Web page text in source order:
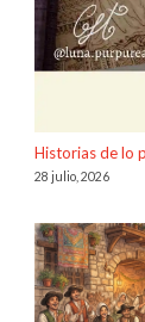
Historias de lo
28 julio, 2026